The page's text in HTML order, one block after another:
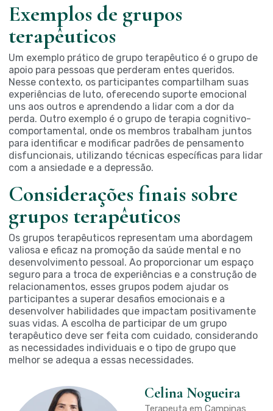
Exemplos de grupos
terapêuticos
Um exemplo prático de grupo terapêutico é o grupo de
apoio para pessoas que perderam entes queridos.
Nesse contexto, os participantes compartilham suas
experiências de luto, oferecendo suporte emocional
uns aos outros e aprendendo a lidar com a dor da
perda. Outro exemplo é o grupo de terapia cognitivo-
comportamental, onde os membros trabalham juntos
para identificar e modificar padrões de pensamento
disfuncionais, utilizando técnicas específicas para lidar
com a ansiedade e a depressão.
Considerações finais sobre
grupos terapêuticos
Os grupos terapêuticos representam uma abordagem
valiosa e eficaz na promoção da saúde mental e no
desenvolvimento pessoal. Ao proporcionar um espaço
seguro para a troca de experiências e a construção de
relacionamentos, esses grupos podem ajudar os
participantes a superar desafios emocionais e a
desenvolver habilidades que impactam positivamente
suas vidas. A escolha de participar de um grupo
terapêutico deve ser feita com cuidado, considerando
as necessidades individuais e o tipo de grupo que
melhor se adequa a essas necessidades.
Celina Nogueira
Terapeuta em Campinas